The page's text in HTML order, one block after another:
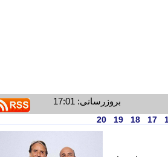
بروزرسانی: 17:01
17
18
19
20